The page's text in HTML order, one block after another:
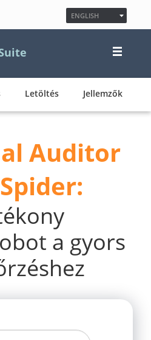
ENGLISH
ESPAÑOL
DEUTSCH
POLSKI
MAGYAR
Letöltés Jellemzők
Auditor
a gyors